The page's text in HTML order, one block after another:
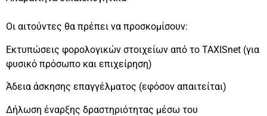
Οι αιτούντες θα πρέπει να προσκομίσουν:
Εκτυπώσεις φορολογικών στοιχείων από το TAXISnet (για
φυσικό πρόσωπο και επιχείρηση)
Άδεια άσκησης επαγγέλματος (εφόσον απαιτείται)
Δήλωση έναρξης δραστηριότητας μέσω του